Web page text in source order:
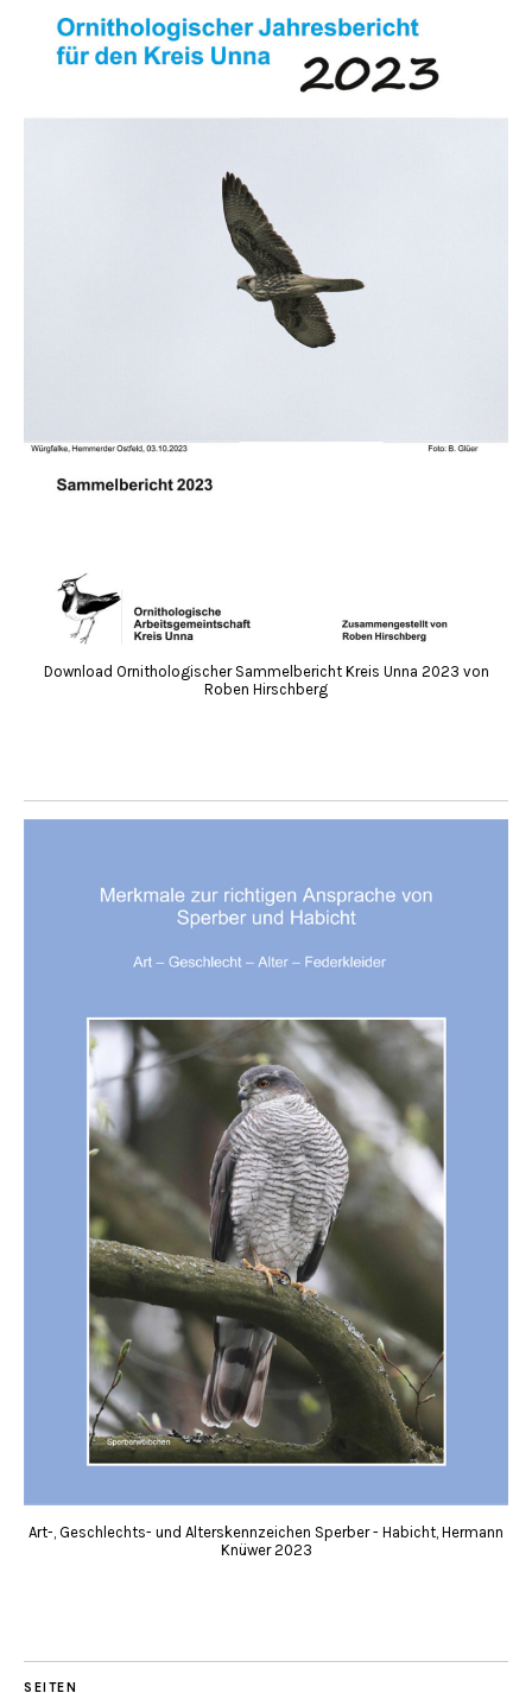
Download Ornithologischer Sammelbericht Kreis Unna 2023 von
Roben Hirschberg
Art-, Geschlechts- und Alterskennzeichen Sperber - Habicht, Hermann
Knüwer 2023
SEITEN